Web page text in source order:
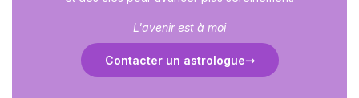
L'avenir est à moi
Contacter un astrologue